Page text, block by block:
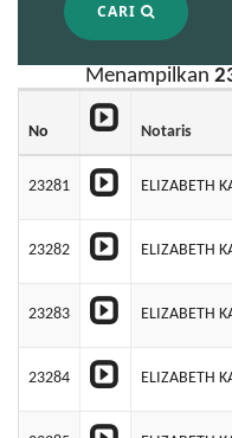
CARI
Menampilkan
No Notaris
23281 ELIZABETH
23282 ELIZABETH
23283 ELIZABETH
23284 ELIZABETH